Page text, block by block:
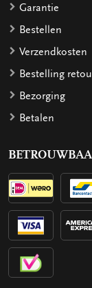
Garantie
Bestellen
Verzendkosten
Bestelling
Bezorging
Betalen